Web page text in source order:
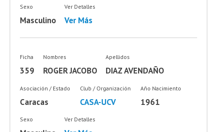
Sexo
Masculino
Ver Detalles
Ver Más
Ficha
359
Nombres
ROGER JACOBO
Apellidos
DIAZ AVENDAÑO
Asociación / Estado
Caracas
Club / Organización
CASA-UCV
Año Nacimiento
1961
Sexo Ver Detalles